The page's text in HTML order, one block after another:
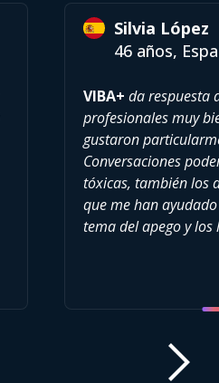
Silvia López
46 años,
VIBA+ da respuesta
profesionales muy
gustaron
Conversaciones
tóxicas, también los
que me han
tema del apego y los